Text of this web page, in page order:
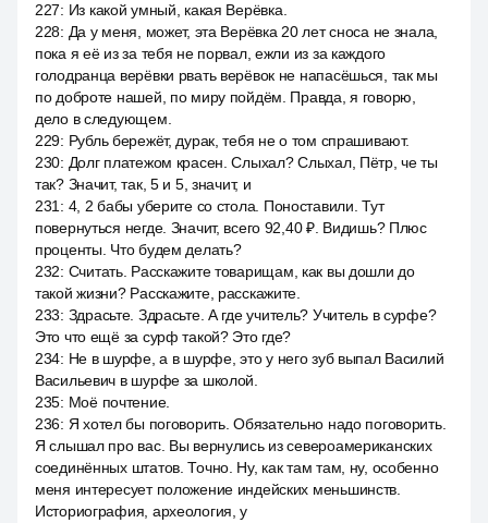
227: Из какой умный, какая Верёвка.
228: Да у меня, может, эта Верёвка 20 лет сноса не знала,
пока я её из за тебя не порвал, ежли из за каждого
голодранца верёвки рвать верёвок не напасёшься, так мы
по доброте нашей, по миру пойдём. Правда, я говорю,
дело в следующем.
229: Рубль бережёт, дурак, тебя не о том спрашивают.
230: Долг платежом красен. Слыхал? Слыхал, Пётр, че ты
так? Значит, так, 5 и 5, значит, и
231 : 4, 2 бабы уберите со стола. Поноставили. Тут
повернуться негде. Значит, всего 92,40 ₽. Видишь? Плюс
проценты. Что будем делать?
232: Считать. Расскажите товарищам, как вы дошли до
такой жизни? Расскажите, расскажите.
233: Здрасьте. Здрасьте. А где учитель? Учитель в сурфе?
Это что ещё за сурф такой? Это где?
234: Не в шурфе, а в шурфе, это у него зуб выпал Василий
Васильевич в шурфе за школой.
235: Моё почтение.
236: Я хотел бы поговорить. Обязательно надо поговорить.
Я слышал про вас. Вы вернулись из североамериканских
соединённых штатов. Точно. Ну, как там там, ну, особенно
меня интересует положение индейских меньшинств.
Историография, археология, у